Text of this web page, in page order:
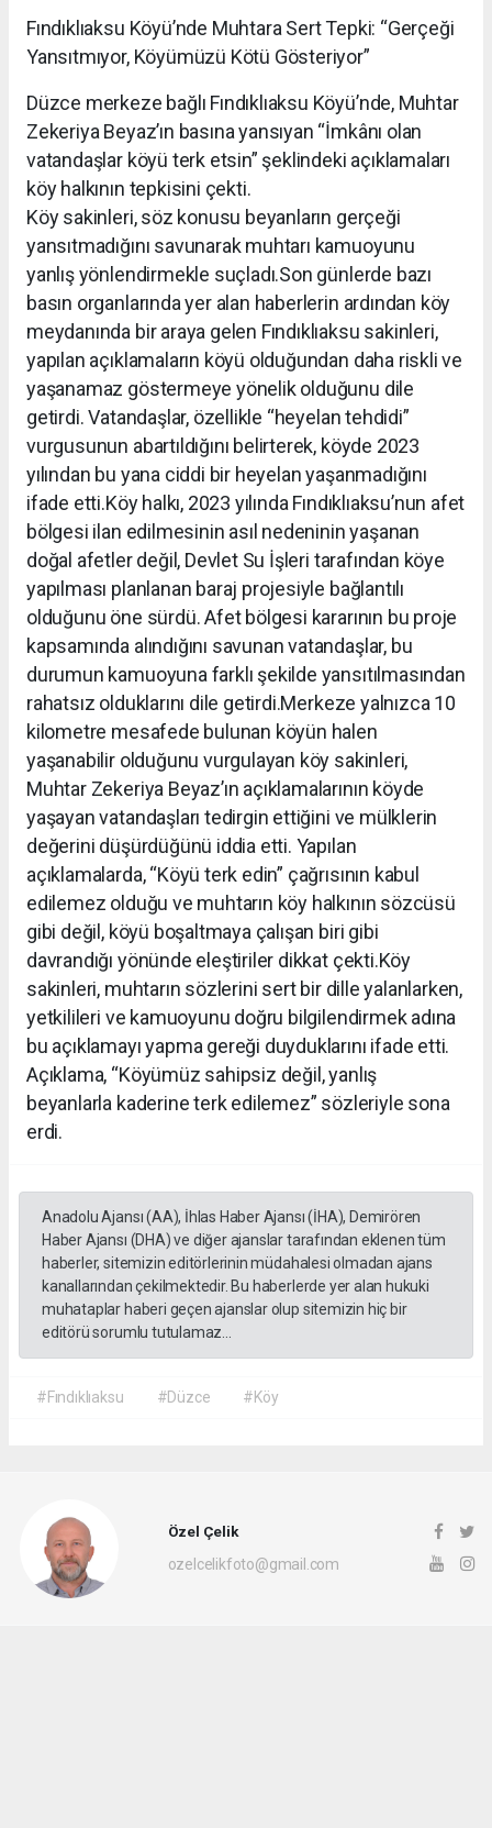
Fındıklıaksu Köyü’nde Muhtara Sert Tepki: “Gerçeği
Yansıtmıyor, Köyümüzü Kötü Gösteriyor”
Düzce merkeze bağlı Fındıklıaksu Köyü’nde, Muhtar
Zekeriya Beyaz’ın basına yansıyan “İmkânı olan
vatandaşlar köyü terk etsin” şeklindeki açıklamaları
köy halkının tepkisini çekti.
Köy sakinleri, söz konusu beyanların gerçeği
yansıtmadığını savunarak muhtarı kamuoyunu
yanlış yönlendirmekle suçladı.Son günlerde bazı
basın organlarında yer alan haberlerin ardından köy
meydanında bir araya gelen Fındıklıaksu sakinleri,
yapılan açıklamaların köyü olduğundan daha riskli ve
yaşanamaz göstermeye yönelik olduğunu dile
getirdi. Vatandaşlar, özellikle “heyelan tehdidi”
vurgusunun abartıldığını belirterek, köyde 2023
yılından bu yana ciddi bir heyelan yaşanmadığını
ifade etti.Köy halkı, 2023 yılında Fındıklıaksu’nun afet
bölgesi ilan edilmesinin asıl nedeninin yaşanan
doğal afetler değil, Devlet Su İşleri tarafından köye
yapılması planlanan baraj projesiyle bağlantılı
olduğunu öne sürdü. Afet bölgesi kararının bu proje
kapsamında alındığını savunan vatandaşlar, bu
durumun kamuoyuna farklı şekilde yansıtılmasından
rahatsız olduklarını dile getirdi.Merkeze yalnızca 10
kilometre mesafede bulunan köyün halen
yaşanabilir olduğunu vurgulayan köy sakinleri,
Muhtar Zekeriya Beyaz’ın açıklamalarının köyde
yaşayan vatandaşları tedirgin ettiğini ve mülklerin
değerini düşürdüğünü iddia etti. Yapılan
açıklamalarda, “Köyü terk edin” çağrısının kabul
edilemez olduğu ve muhtarın köy halkının sözcüsü
gibi değil, köyü boşaltmaya çalışan biri gibi
davrandığı yönünde eleştiriler dikkat çekti.Köy
sakinleri, muhtarın sözlerini sert bir dille yalanlarken,
yetkilileri ve kamuoyunu doğru bilgilendirmek adına
bu açıklamayı yapma gereği duyduklarını ifade etti.
Açıklama, “Köyümüz sahipsiz değil, yanlış
beyanlarla kaderine terk edilemez” sözleriyle sona
erdi.
Anadolu Ajansı (AA), İhlas Haber Ajansı (İHA), Demirören
Haber Ajansı (DHA) ve diğer ajanslar tarafından eklenen tüm
haberler, sitemizin editörlerinin müdahalesi olmadan ajans
kanallarından çekilmektedir. Bu haberlerde yer alan hukuki
muhataplar haberi geçen ajanslar olup sitemizin hiç bir
editörü sorumlu tutulamaz...
#Fındıklıaksu #Düzce #Köy
Özel Çelik
ozelcelikfoto@gmail.com